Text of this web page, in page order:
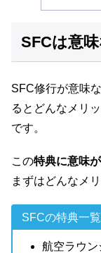
SFCは意
SFC修行が意味
るとどんなメリ
です。
この特典に意味
まずはどんなメ
SFCの特典一覧
航空ラウン